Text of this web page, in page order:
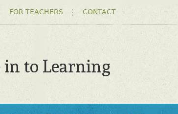
main
content
FOR TEACHERS CONTACT
in to Learning